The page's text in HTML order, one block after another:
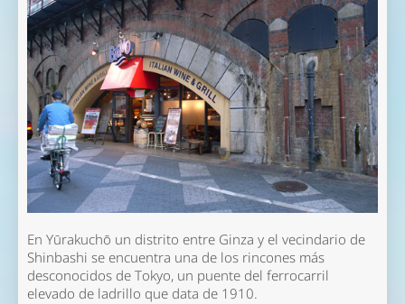
En Yūrakuchō un distrito entre Ginza y el vecindario de
Shinbashi se encuentra una de los rincones más
desconocidos de Tokyo, un puente del ferrocarril
elevado de ladrillo que data de 1910.